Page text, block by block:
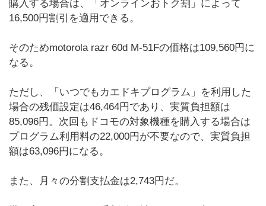
購入する場合は、「オンラインおトク割」によって
16,500円割引を適用できる。
そのためmotorola razr 60d M-51Fの価格は109,560円に
なる。
ただし、「いつでもカエドキプログラム」を利用した
場合の残価設定は46,464円であり、実質負担額は
85,096円。次回もドコモの対象機種を購入する場合は
プログラム利用料の22,000円が不要なので、実質負担
額は63,096円になる。
また、月々の分割支払金は2,743円だ。